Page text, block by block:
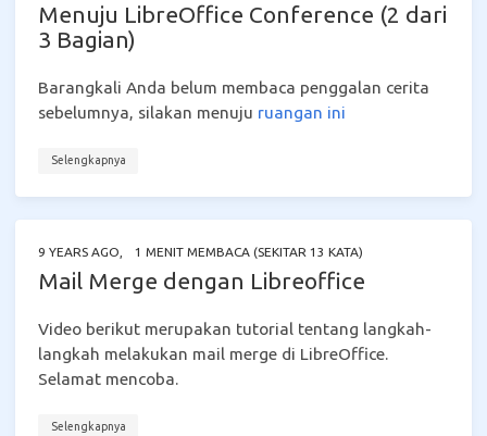
Menuju LibreOffice Conference (2 dari
3 Bagian)
Barangkali Anda belum membaca penggalan cerita
sebelumnya, silakan menuju ruangan ini
Selengkapnya
9 YEARS AGO 1 MENIT MEMBACA (SEKITAR 13 KATA)
Mail Merge dengan Libreoffice
Video berikut merupakan tutorial tentang langkah-
langkah melakukan mail merge di LibreOffice.
Selamat mencoba.
Selengkapnya